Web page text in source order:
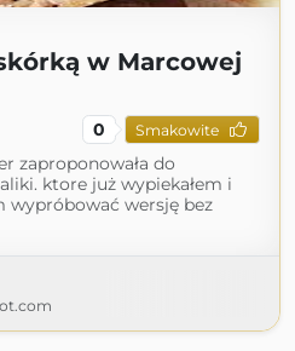
w Marcowej
0 Smakowite
zaproponowała do
ktore już wypiekałem i
wypróbować wersję bez